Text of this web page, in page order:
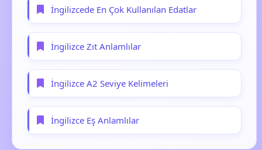
İngilizcede En Çok Kullanılan Edatlar
İngilizce Zıt Anlamlılar
İngilizce A2 Seviye Kelimeleri
İngilizce Eş Anlamlılar